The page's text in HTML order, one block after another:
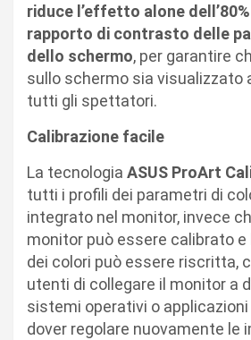
riduce l’effetto alone
rapporto di contrasto delle
dello schermo, per garantire
sullo schermo sia visualizzato
tutti gli spettatori.
Calibrazione facile
La tecnologia ASUS ProArt
tutti i profili dei parametri di
integrato nel monitor, invece
monitor può essere calibrato e
dei colori può essere riscritta,
utenti di collegare il monitor a
sistemi operativi o
dover regolare nuovamente le